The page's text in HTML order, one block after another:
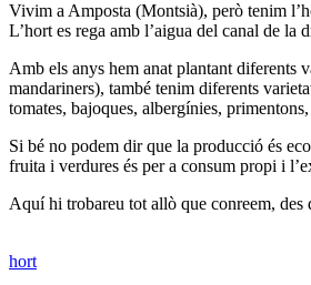
Vivim a Amposta (Montsià), però tenim
L’hort es rega amb l’aigua del canal de la
Amb els anys hem anat plantant diferents
mandariners), també tenim diferents
tomates, bajoques, albergínies,
Si bé no podem dir que la producció és
fruita i verdures és per a consum propi i
Aquí hi trobareu tot allò que conreem, des
hort